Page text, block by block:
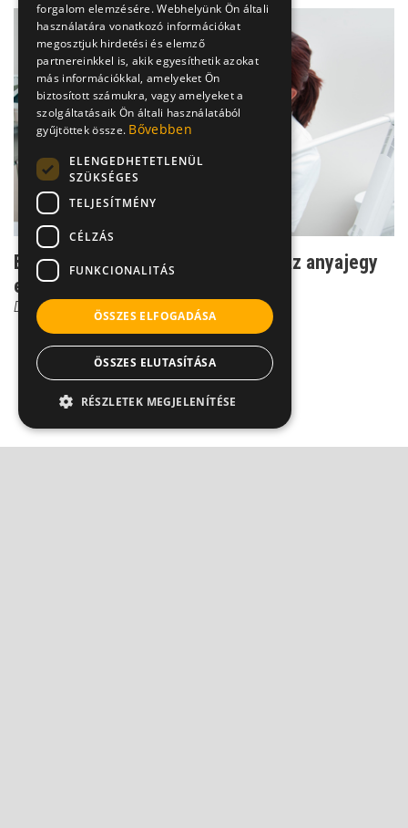
Bőrben az igazság: mikor ajánlott az anyajegy
eltávolítása?
Dr. Héczey András
forgalom elemzésére. Webhelyünk Ön általi
használatára vonatkozó információkat
megosztjuk hirdetési és elemző
partnereinkkel is, akik egyesíthetik azokat
más információkkal, amelyeket Ön
biztosított számukra, vagy amelyeket a
szolgáltatásaik Ön általi használatából
gyűjtöttek össze. Bővebben
ELENGEDHETETLENÜL
SZÜKSÉGES
TELJESÍTMÉNY
CÉLZÁS
FUNKCIONALITÁS
ÖSSZES ELFOGADÁSA
ÖSSZES ELUTASÍTÁSA
RÉSZLETEK MEGJELENÍTÉSE